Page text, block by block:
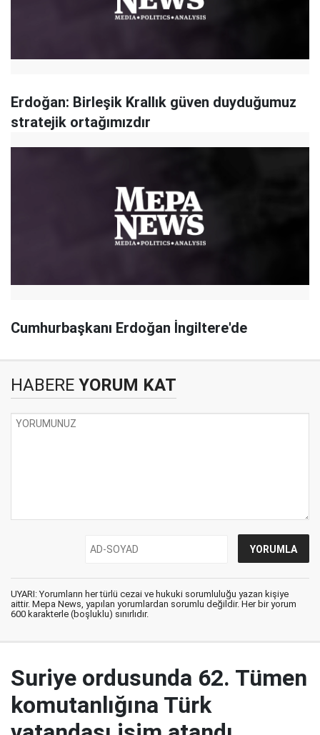
Erdoğan: Birleşik Krallık güven duyduğumuz
stratejik ortağımızdır
Cumhurbaşkanı Erdoğan İngiltere'de
HABERE YORUM KAT
UYARI: Yorumların her türlü cezai ve hukuki sorumluluğu yazan kişiye
aittir. Mepa News, yapılan yorumlardan sorumlu değildir. Her bir yorum
600 karakterle (boşluklu) sınırlıdır.
Suriye ordusunda 62. Tümen
komutanlığına Türk